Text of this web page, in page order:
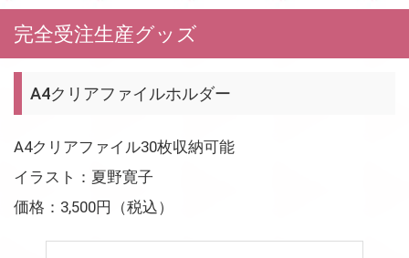
完全受注生産グッズ
A4クリアファイルホルダー
A4クリアファイル30枚収納可能
イラスト：夏野寛子
価格：3,500円（税込）